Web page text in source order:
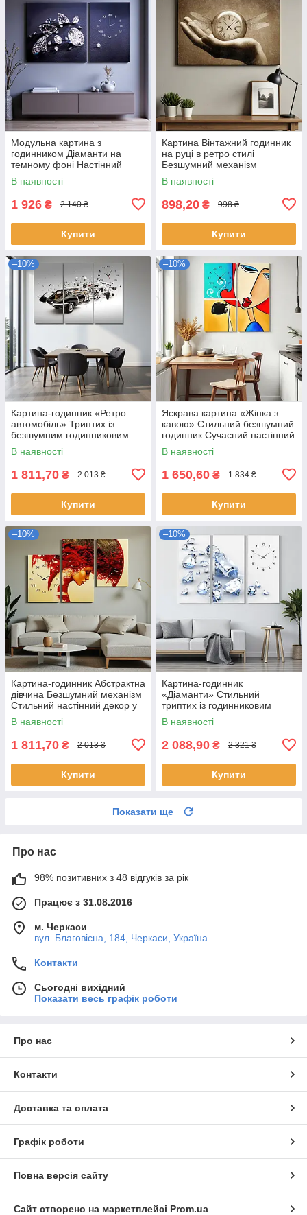
Модульна картина з
годинником Діаманти на
темному фоні Настінний
безшумний годинник Декор
для інтер'єру 100х60 з 2х
В наявності
1 926 ₴ 2 140 ₴
Купити
Картина Вінтажний годинник
на руці в ретро стилі
Безшумний механізм
60х40см
В наявності
898,20 ₴ 998 ₴
Купити
–10%
Картина-годинник «Ретро
автомобіль» Триптих із
безшумним годинниковим
механізмом Стильний
настінний декор для чоловіків
В наявності
1 811,70 ₴ 2 013 ₴
Купити
–10%
Яскрава картина «Жінка з
кавою» Стильний безшумний
годинник Сучасний настінний
декор для кухні, кафе 60х62
см
В наявності
1 650,60 ₴ 1 834 ₴
Купити
–10%
Картина-годинник Абстрактна
дівчина Безшумний механізм
Стильний настінний декор у
сучасному інтер’єрі
В наявності
1 811,70 ₴ 2 013 ₴
Купити
–10%
Картина-годинник
«Діаманти» Cтильний
триптих із годинниковим
механізмом Cучасний
настінний декор у світлих
В наявності
2 088,90 ₴ 2 321 ₴
Купити
Показати ще
Про нас
98% позитивних з 48 відгуків за рік
Працює з 31.08.2016
м. Черкаси
вул. Благовісна, 184, Черкаси, Україна
Контакти
Сьогодні вихідний
Показати весь графік роботи
Про нас
Контакти
Доставка та оплата
Графік роботи
Повна версія сайту
Сайт створено на маркетплейсі Prom.ua